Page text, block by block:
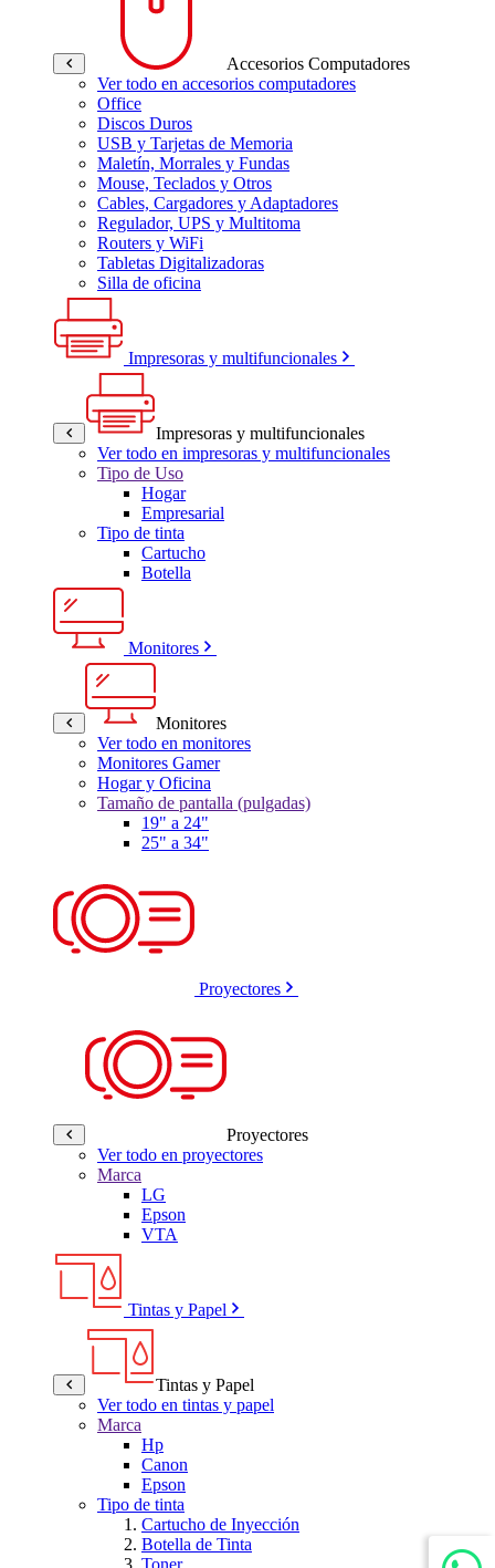
Accesorios Computadores
Ver todo en accesorios computadores
Office
Discos Duros
USB y Tarjetas de Memoria
Maletín, Morrales y Fundas
Mouse, Teclados y Otros
Cables, Cargadores y Adaptadores
Regulador, UPS y Multitoma
Routers y WiFi
Tabletas Digitalizadoras
Silla de oficina
Impresoras y multifuncionales
Impresoras y multifuncionales
Ver todo en impresoras y multifuncionales
Tipo de Uso
Hogar
Empresarial
Tipo de tinta
Cartucho
Botella
Monitores
Monitores
Ver todo en monitores
Monitores Gamer
Hogar y Oficina
Tamaño de pantalla (pulgadas)
19" a 24"
25" a 34"
Proyectores
Proyectores
Ver todo en proyectores
Marca
LG
Epson
VTA
Tintas y Papel
Tintas y Papel
Ver todo en tintas y papel
Marca
Hp
Canon
Epson
Tipo de tinta
Cartucho de Inyección
Botella de Tinta
Toner